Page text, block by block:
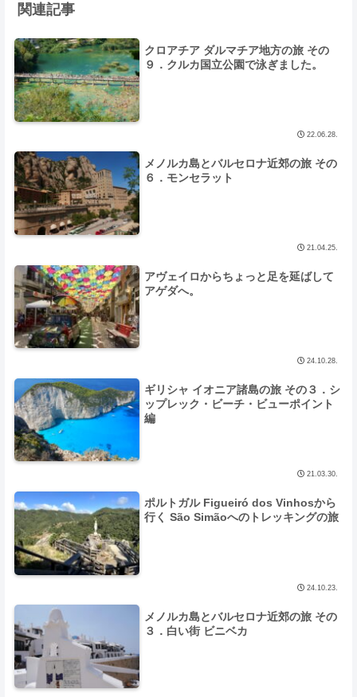
関連記事
クロアチア ダルマチア地方の旅 その
９．クルカ国立公園で泳ぎました。
22.06.28.
メノルカ島とバルセロナ近郊の旅 その
６．モンセラット
21.04.25.
アヴェイロからちょっと足を延ばして
アゲダへ。
24.10.28.
ギリシャ イオニア諸島の旅 その３．シ
ップレック・ビーチ・ビューポイント
編
21.03.30.
ポルトガル Figueiró dos Vinhosから
行く São Simãoへのトレッキングの旅
24.10.23.
メノルカ島とバルセロナ近郊の旅 その
３．白い街 ビニベカ